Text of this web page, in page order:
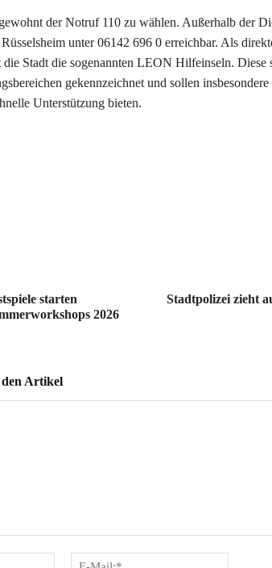
der Notruf 110 zu wählen. Außerhalb der
unter 06142 696 0 erreichbar. Als
die Stadt die sogenannten LEON Hilfeinseln. Diese
gekennzeichnet und sollen
Unterstützung bieten.
starten
2026
Stadtpolizei zieht
den Artikel
Name:*